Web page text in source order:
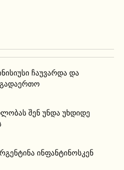
ჩაუვარდა და
შენ უნდა უხდიდე
ინფანტინოსკენ